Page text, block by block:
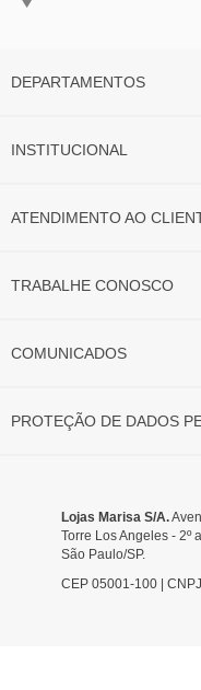
DEPARTAMENTOS
INSTITUCIONAL
ATENDIMENTO AO
TRABALHE CONOSCO
COMUNICADOS
PROTEÇÃO DE DADOS
Lojas Marisa S/A.
Torre Los Angeles - 2º
São Paulo/SP.
CEP 05001-100 |